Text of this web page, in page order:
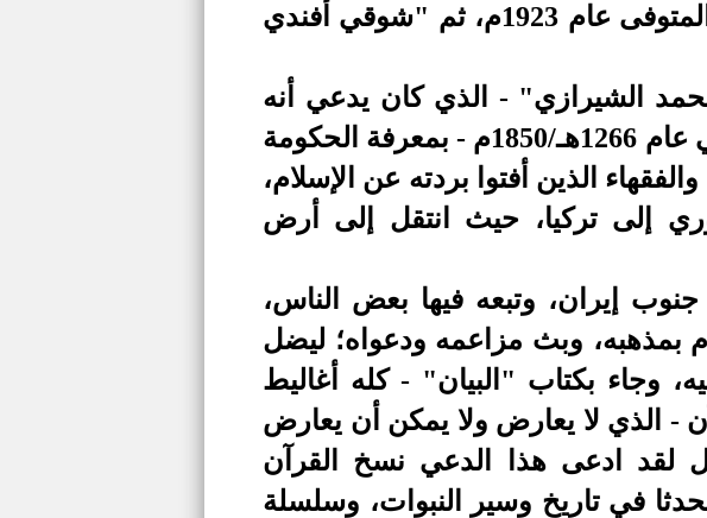
من آخر زعمائهم وأشهرهم "عباس أفندي عبد البهاء" المتوفى عام 1923م، ثم "شوقي أفندي
الشيرازي" - الذي كان يدعي أنه
لى الله، وأنه المهدي المنتظر - القتل في عام 1266هـ/1850م - بمعرفة الحكومة
الذين أفتوا بردته عن الإسلام،
إلى تركيا، حيث انتقل إلى أرض
إيران، وتبعه فيها بعض الناس،
بمذهبه، وبث مزاعمه ودعواه؛ ليضل
وجاء بكتاب " البيان" - كله أغاليط
- الذي لا يعارض ولا يمكن أن يعارض
بل لقد ادعى هذا الدعي نسخ القرآن
في تاريخ وسير النبوات، وسلسلة